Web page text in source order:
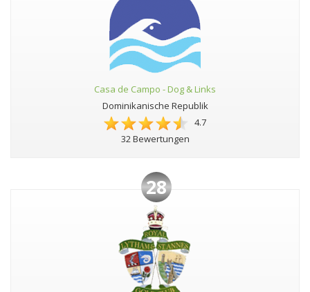
Casa de Campo - Dog & Links
Dominikanische Republik
4.7
32 Bewertungen
28